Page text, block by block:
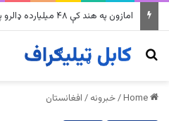
په وینزویلا کې زورورو زلزلو پراخ
Search for
/خبرونه / افغانستان